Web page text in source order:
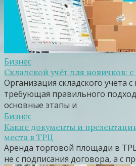
Бизнес
Складской учёт для новичков: с
Организация складского учёта
требующая правильного
основные этапы и
Бизнес
Какие документы и
места в ТРЦ
Аренда торговой площади в
не с подписания договора, а с